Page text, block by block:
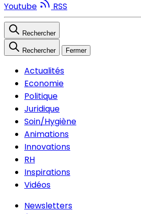
Youtube
RSS
Rechercher
Rechercher Fermer
Actualités
Economie
Politique
Juridique
Soin/Hygiène
Animations
Innovations
RH
Inspirations
Vidéos
Newsletters